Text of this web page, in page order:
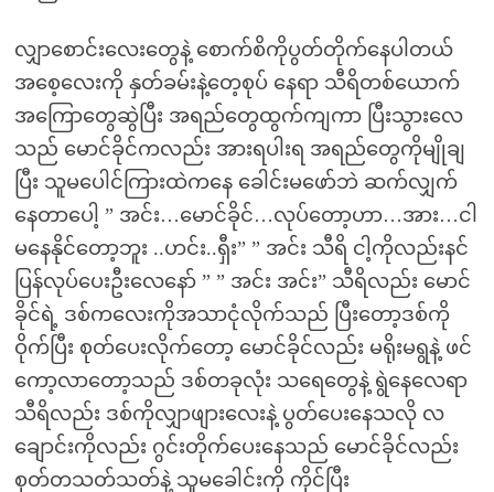
လျှာစောင်းလေးတွေနဲ့ စောက်စိကိုပွတ်တိုက်နေပါတယ်
အစေ့လေးကို နှတ်ခမ်းနဲ့တေ့စုပ် နေရာ သီရိတစ်ယောက်
အကြောတွေဆွဲပြီး အရည်တွေထွက်ကျကာ ပြီးသွားလေ
သည် မောင်ခိုင်ကလည်း အားရပါးရ အရည်တွေကိုမျိုချ
ပြီး သူမပေါင်ကြားထဲကနေ ခေါင်းမဖော်ဘဲ ဆက်လျှက်
နေတာပေါ့ ” အင်း…မောင်ခိုင်…လုပ်တော့ဟာ…အား…ငါ
မနေနိုင်တော့ဘူး ..ဟင်း..ရှီး” ” အင်း သီရိ ငါ့ကိုလည်းနင်
ပြန်လုပ်ပေးဦးလေနော် ” ” အင်း အင်း” သီရိလည်း မောင်
ခိုင်ရဲ့ ဒစ်ကလေးကိုအသာငုံလိုက်သည် ပြီးတော့ဒစ်ကို
ဝိုက်ပြီး စုတ်ပေးလိုက်တော့ မောင်ခိုင်လည်း မရိုးမရွနဲ့ ဖင်
ကော့လာတော့သည် ဒစ်တခုလုံး သရေတွေနဲ့ ရွဲနေလေရာ
သီရိလည်း ဒစ်ကိုလျှာဖျားလေးနဲ့ ပွတ်ပေးနေသလို လ
ချောင်းကိုလည်း ဂွင်းတိုက်ပေးနေသည် မောင်ခိုင်လည်း
စုတ်တသတ်သတ်နဲ့ သူမခေါင်းကို ကိုင်ပြီး